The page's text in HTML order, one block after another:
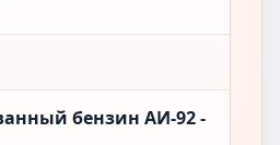
бензин АИ-92 -